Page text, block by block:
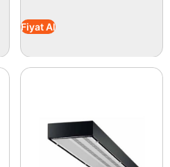
Fiyat Al